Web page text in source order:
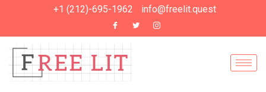
+1 (212)-695-1962 info@freelit.quest